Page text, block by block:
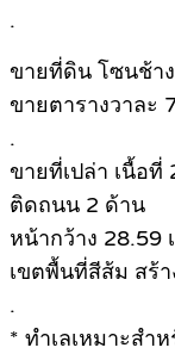
.
ขายที่ดิน โซนช้าง
ขายตารางวาละ
.
ขายที่เปล่า เนื้อที่
ติดถนน 2 ด้าน
หน้ากว้าง 28.59
เขตพื้นที่สีส้ม สร้า
.
* ทำเลเหมาะสำ